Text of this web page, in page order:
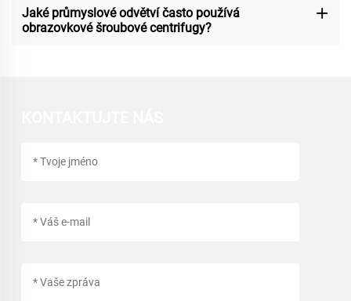
Jaké průmyslové odvětví často používá
obrazovkové šroubové centrifugy?